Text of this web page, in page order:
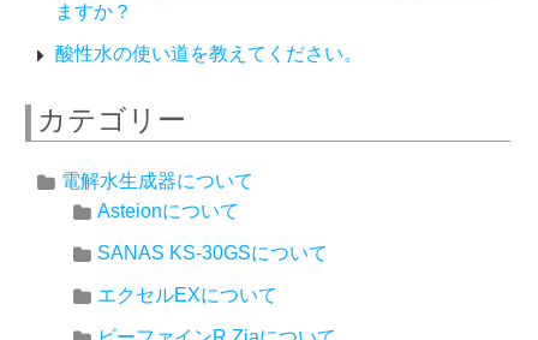
ますか？
酸性水の使い道を教えてください。
カテゴリー
電解水生成器について
Asteionについて
SANAS KS-30GSについて
エクセルEXについて